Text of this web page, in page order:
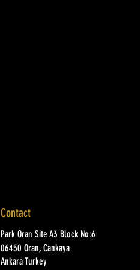
Contact
Park Oran Site A3 Block No:6
06450 Oran, Cankaya
Ankara Turkey